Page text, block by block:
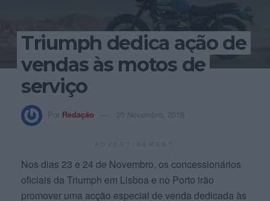
Triumph dedica ação de
vendas às motos de
serviço
Por Redação 20 Novembro, 2018
Nos dias 23 e 24 de Novembro, os concessionários
oficiais da Triumph em Lisboa e no Porto irão
promover uma acção especial de venda dedicada às